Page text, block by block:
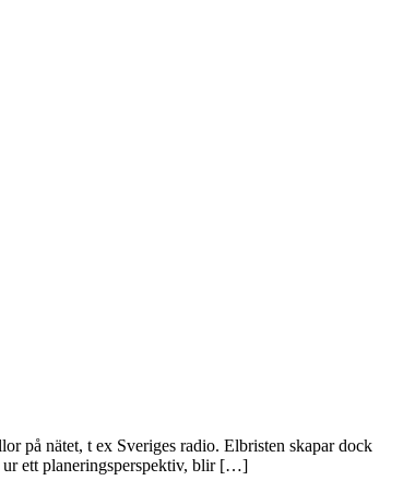
på nätet, t ex Sveriges radio. Elbristen skapar dock
ur ett planeringsperspektiv, blir […]